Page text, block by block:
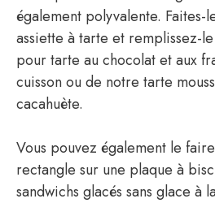
également polyvalente. Faites-
assiette à tarte et remplissez-
pour tarte au chocolat et aux
cuisson ou de notre tarte
cacahuète.
Vous pouvez également le
rectangle sur une plaque à
sandwichs glacés sans glace à